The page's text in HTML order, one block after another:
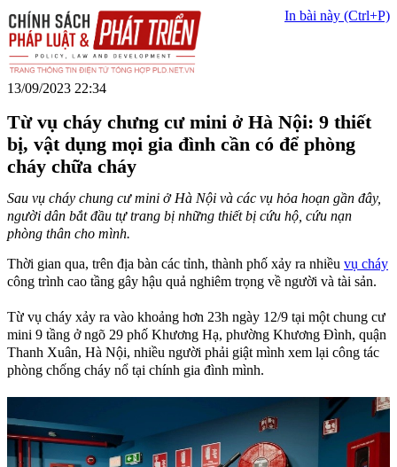
13/09/2023 22:34
In bài này (Ctrl+P)
Từ vụ cháy chưng cư mini ở Hà Nội: 9 thiết
bị, vật dụng mọi gia đình cần có để phòng
cháy chữa cháy
Sau vụ cháy chung cư mini ở Hà Nội và các vụ hỏa hoạn gần đây,
người dân bắt đầu tự trang bị những thiết bị cứu hộ, cứu nạn
phòng thân cho mình.
Thời gian qua, trên địa bàn các tỉnh, thành phố xảy ra nhiều vụ cháy
công trình cao tầng gây hậu quả nghiêm trọng về người và tài sản.
Từ vụ cháy xảy ra vào khoảng hơn 23h ngày 12/9 tại một chung cư
mini 9 tầng ở ngõ 29 phố Khương Hạ, phường Khương Đình, quận
Thanh Xuân, Hà Nội, nhiều người phải giật mình xem lại công tác
phòng chống cháy nổ tại chính gia đình mình.